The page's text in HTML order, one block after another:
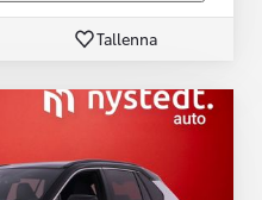
Tallenna